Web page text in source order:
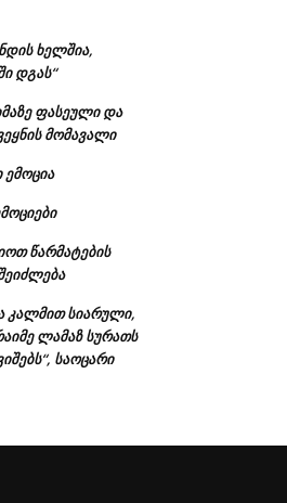
ხელშია,
დგას“
ფასეული და
მომავალი
წარმატების
კალმით სიარული,
ლამაზ სურათს
საოცარი